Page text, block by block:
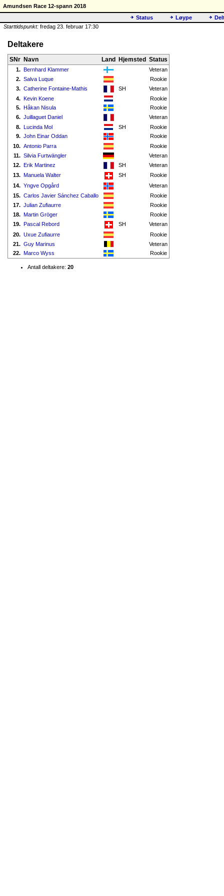
Amundsen Race 12-spann 2018
Status
Løype
Starttidspunkt: fredag 23. februar 17:30
Deltakere
SNr Navn Land Hjemsted Status
1. Bernhard Klammer
Veteran
2. Salva Luque
Rookie
3. Catherine Fontaine-Mathis SH
Veteran
4. Kevin Koene
Rookie
5. Håkan Nisula
Rookie
6. Juillaguet Daniel
Veteran
8. Lucinda Mol SH
Rookie
9. John Einar Oddan
Rookie
10. Antonio Parra
Rookie
11. Silvia Furtwängler
Veteran
12. Erik Martinez SH
Veteran
13. Manuela Walter SH
Rookie
14. Yngve Opgård
Veteran
15. Carlos Javier Sánchez Caballo
Rookie
17. Julian Zufiaurre
Rookie
18. Martin Gröger
Rookie
19. Pascal Rebord SH
Veteran
20. Uxue Zufiaurre
Rookie
21. Guy Marinus
Veteran
22. Marco Wyss Rookie
Antall deltakere: 20